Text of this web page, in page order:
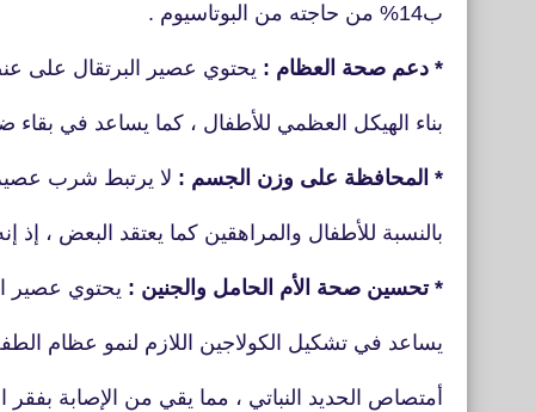
ب14% من حاجته من البوتاسيوم .
* دعم صحة العظام : يحتوي عصير البرتقال على
بناء الهيكل العظمي للأطفال ، كما يساعد في
* المحافظة على وزن الجسم : لا يرتبط شرب
بالنسبة للأطفال والمراهقين كما يعتقد البعض ،
* تحسين صحة الأم الحامل والجنين : يحتوي عصير
يساعد في تشكيل الكولاجين اللازم لنمو عظام
أمتصاص الحديد النباتي ، مما يقي من الإصابة